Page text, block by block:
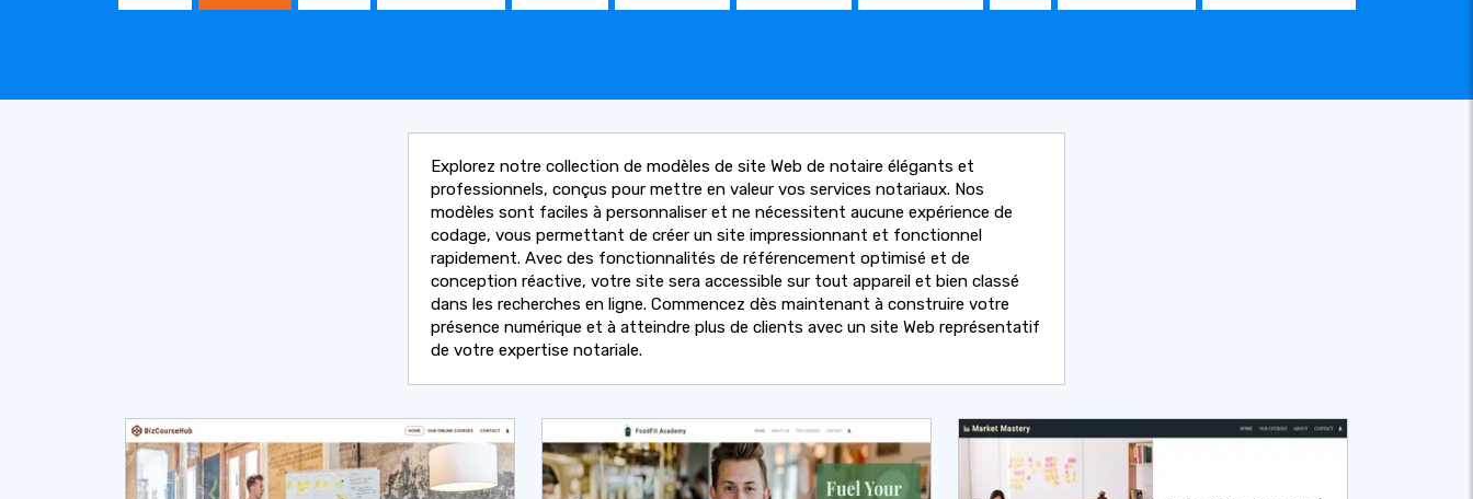
Explorez notre collection de modèles de site Web de notaire élégants et
professionnels, conçus pour mettre en valeur vos services notariaux. Nos
modèles sont faciles à personnaliser et ne nécessitent aucune expérience de
codage, vous permettant de créer un site impressionnant et fonctionnel
rapidement. Avec des fonctionnalités de référencement optimisé et de
conception réactive, votre site sera accessible sur tout appareil et bien classé
dans les recherches en ligne. Commencez dès maintenant à construire votre
présence numérique et à atteindre plus de clients avec un site Web représentatif
de votre expertise notariale.